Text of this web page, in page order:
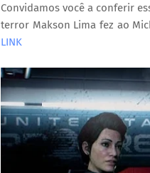
Convidamos você a conferir
terror Makson Lima fez ao
LINK